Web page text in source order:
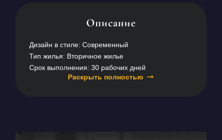
Описание
Дизайн в стиле: Современный
Тип жилья: Вторичное жилье
Срок выполнения: 30 рабочих дней
Раскрыть полностью